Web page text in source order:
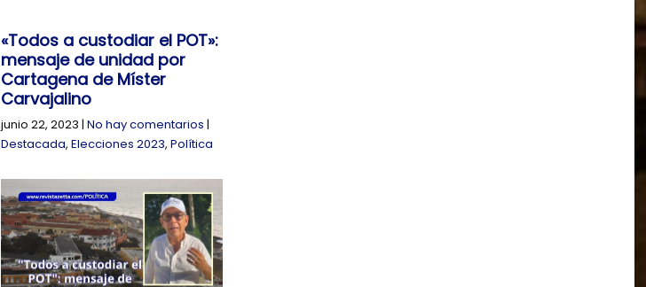
«Todos a custodiar el POT»:
mensaje de unidad por
Cartagena de Míster
Carvajalino
junio 22, 2023 |No hay comentarios |
Destacada,Elecciones 2023,Política